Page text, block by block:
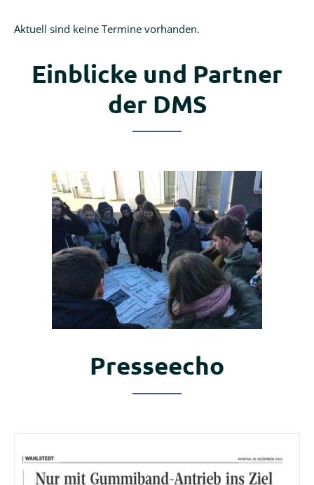
Aktuell sind keine Termine vorhanden.
Einblicke und Partner
der DMS
Kooperationspartner der
Presseecho